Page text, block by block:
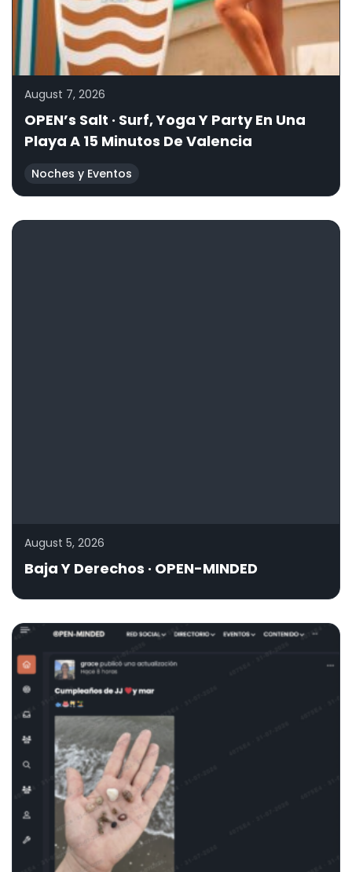
August 7, 2026
OPEN’s Salt · Surf, Yoga Y Party En Una
Playa A 15 Minutos De Valencia
Noches y Eventos
August 5, 2026
Baja Y Derechos · OPEN-MINDED